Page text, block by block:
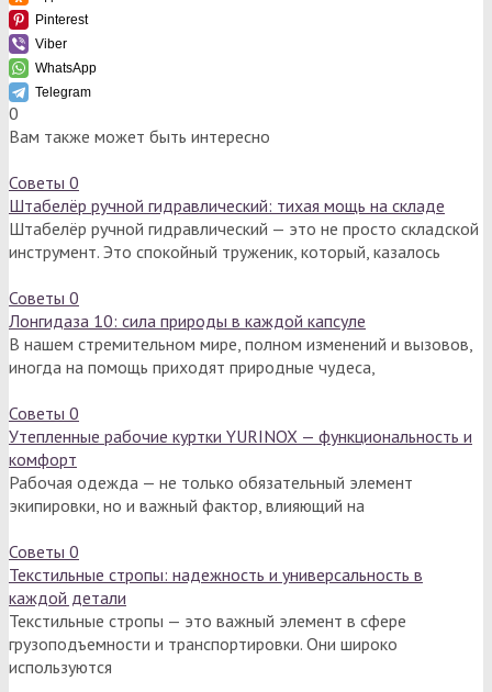
Pinterest
Viber
WhatsApp
Telegram
0
Вам также может быть интересно
Советы 0
Штабелёр ручной гидравлический: тихая мощь на складе
Штабелёр ручной гидравлический — это не просто складской
инструмент. Это спокойный труженик, который, казалось
Советы 0
Лонгидаза 10: сила природы в каждой капсуле
В нашем стремительном мире, полном изменений и вызовов,
иногда на помощь приходят природные чудеса,
Советы 0
Утепленные рабочие куртки YURINOX — функциональность и
комфорт
Рабочая одежда — не только обязательный элемент
экипировки, но и важный фактор, влияющий на
Советы 0
Текстильные стропы: надежность и универсальность в
каждой детали
Текстильные стропы — это важный элемент в сфере
грузоподъемности и транспортировки. Они широко
используются